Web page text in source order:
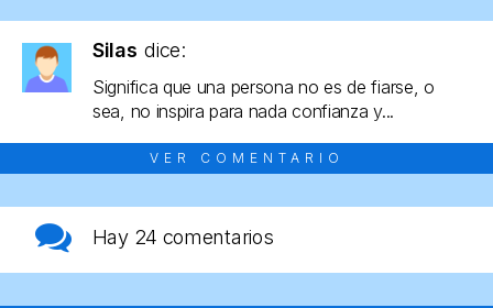
Silas dice:
Significa que una persona no es de fiarse, o
sea, no inspira para nada confianza y...
VER COMENTARIO
Hay 24 comentarios